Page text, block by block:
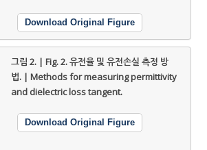
Download Original Figure
그림 2. | Fig. 2.유전율 및 유전손실 측정 방
법. | Methods for measuring permittivity
and dielectric loss tangent.
Download Original Figure